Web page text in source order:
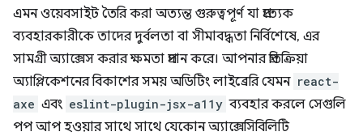
এমন ওয়েবসাইট তৈরি করা অত্যন্ত গুরুত্বপূর্ণ যা প্রত্যেক
ব্যবহারকারীকে তাদের দুর্বলতা বা সীমাবদ্ধতা নির্বিশেষে, এর
সামগ্রী অ্যাক্সেস করার ক্ষমতা প্রদান করে। আপনার প্রতিক্রিয়া
অ্যাপ্লিকেশনের বিকাশের সময় অডিটিং লাইব্রেরি যেমন react-
axe এবং eslint-plugin-jsx-a11y ব্যবহার করলে সেগুলি
পপ আপ হওয়ার সাথে সাথে যেকোন অ্যাক্সেসিবিলিটি